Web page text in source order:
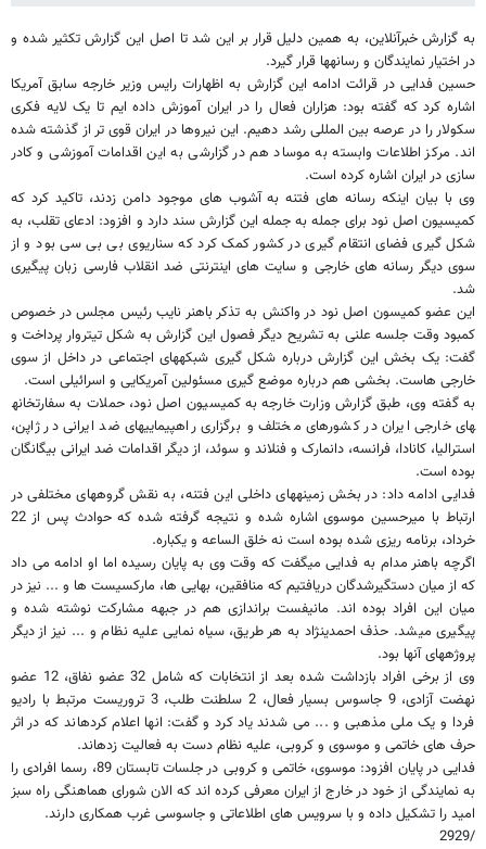
به گزارش خبرآنلاین، به همین دلیل قرار بر این شد تا اصل این گزارش تکثیر شده و
در اختیار نمایندگان و رسانه​ها قرار گیرد.
حسین فدایی در قرائت ادامه این گزارش به اظهارات رایس وزیر خارجه سابق آمریکا
اشاره کرد که گفته بود: هزاران فعال را در ایران آموزش داده ایم تا یک لایه فکری
سکولار را در عرصه بین المللی رشد دهیم. این نیروها در ایران قوی تر از گذشته شده
اند. مرکز اطلاعات وابسته به موساد هم در گزارشی به این اقدامات آموزشی و کادر
سازی در ایران اشاره کرده است.
وی با بیان اینکه رسانه های فتنه به آشوب های موجود دامن زدند، تاکید کرد که
کمیسیون اصل نود برای جمله به جمله این گزارش سند دارد و افزود: ادعای تقلب، به
شکل گیری فضای انتقام گیری در کشور کمک کرد که سناریوی بی بی سی بود و از
سوی دیگر رسانه های خارجی و سایت های اینترنتی ضد انقلاب فارسی زبان پیگیری
شد.
این عضو کمیسون اصل نود در واکنش به تذکر باهنر نایب رئیس مجلس در خصوص
کمبود وقت جلسه علنی به تشریح دیگر فصول این گزارش به شکل تیتروار پرداخت و
گفت: یک بخش این گزارش درباره شکل گیری شبکه​های اجتماعی در داخل از سوی
خارجی هاست. بخشی هم درباره موضع گیری مسئولین آمریکایی و اسرائیلی است.
به گفته وی، طبق گزارش وزارت خارجه به کمیسیون اصل نود، حملات به سفارتخانه​
های خارجی ایران در کشورهای مختلف و برگزاری راهپیمایی​های ضد ایرانی در ژاپن،
استرالیا، کانادا، فرانسه، دانمارک و فنلاند و سوئد، از دیگر اقدامات ضد ایرانی بیگانگان
بوده است.
فدایی ادامه داد: در بخش زمینه​های داخلی این فتنه، به نقش گروه​های مختلفی در
ارتباط با میرحسین موسوی اشاره شده و نتیجه گرفته شده که حوادث پس از 22
خرداد، برنامه ریزی شده بوده است نه خلق الساعه و یکباره.
اگرچه باهنر مدام به فدایی می​گفت که وقت وی به پایان رسیده اما او ادامه می داد
که از میان دستگیرشدگان دریافتیم که منافقین، بهایی ها، مارکسیست ها و ... نیز در
میان این افراد بوده اند. مانیفست براندازی هم در جبهه مشارکت نوشته شده و
پیگیری می​شد. حذف احمدی​نژاد به هر طریق، سیاه نمایی علیه نظام و ... نیز از دیگر
پروژه​های آنها بود.
وی از برخی افراد بازداشت شده بعد از انتخابات که شامل 32 عضو نفاق، 12 عضو
نهضت آزادی، 9 جاسوس بسیار فعال، 2 سلطنت طلب، 3 تروریست مرتبط با رادیو
فردا و یک ملی مذهبی و ... می شدند یاد کرد و گفت: انها اعلام کرده​اند که در اثر
حرف های خاتمی و موسوی و کروبی، علیه نظام دست به فعالیت زد​ه​اند.
فدایی در پایان افزود: موسوی، خاتمی و کروبی در جلسات تابستان 89، رسما افرادی را
به نمایندگی از خود در خارج از ایران معرفی کرده اند که الان شورای هماهنگی راه سبز
امید را تشکیل داده و با سرویس های اطلاعاتی و جاسوسی غرب همکاری دارند.
/2929